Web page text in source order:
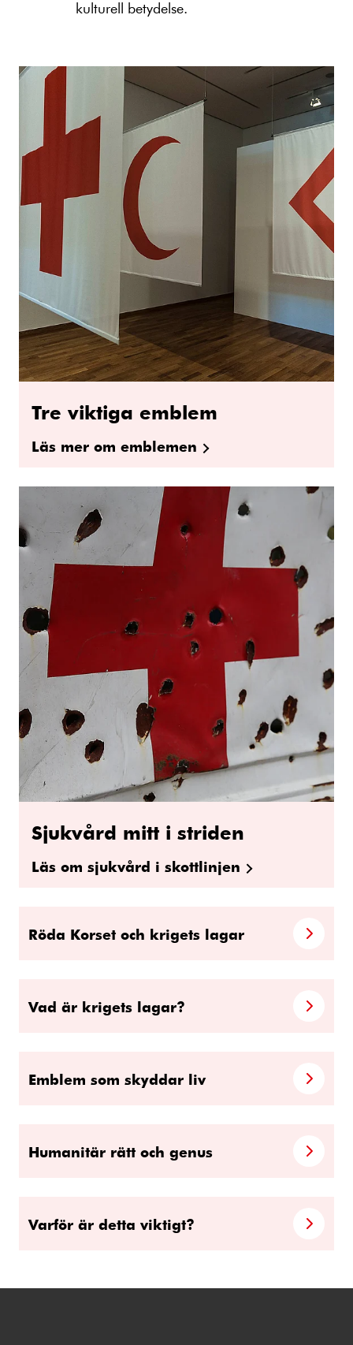
kulturell betydelse.
Tre viktiga emblem
Läs mer om emblemen
Sjukvård mitt i striden
Läs om sjukvård i skottlinjen
Röda Korset och krigets lagar
Vad är krigets lagar?
Emblem som skyddar liv
Humanitär rätt och genus
Varför är detta viktigt?